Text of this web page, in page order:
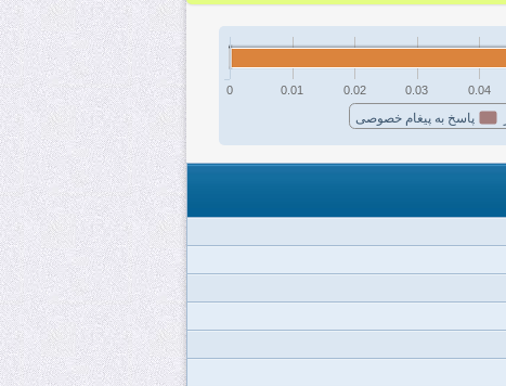
پاسخ به پیغام خصوصی
0 0.01 0.02 0.03 0.04